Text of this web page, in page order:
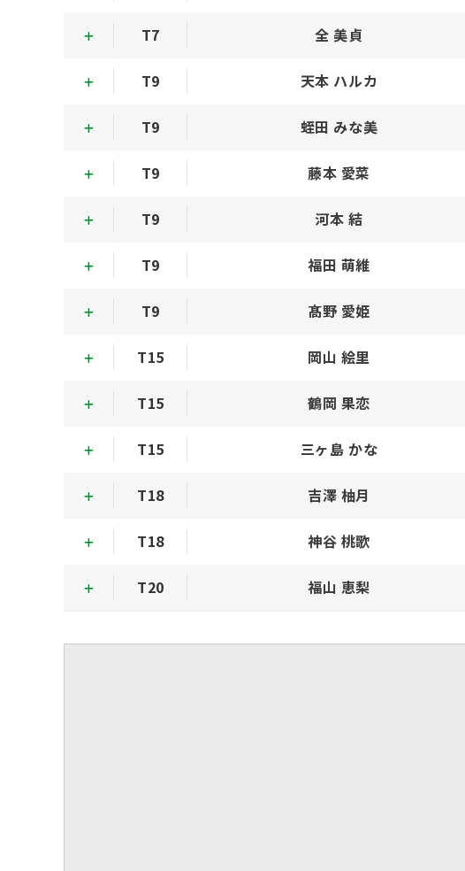
T7 全 美貞
T9 天本 ハルカ
T9 蛭田 みな美
T9 藤本 愛菜
T9 河本 結
T9 福田 萌維
T9 髙野 愛姫
T15 岡山 絵里
T15 鶴岡 果恋
T15 三ヶ島 かな
T18 吉澤 柚月
T18 神谷 桃歌
T20 福山 恵梨